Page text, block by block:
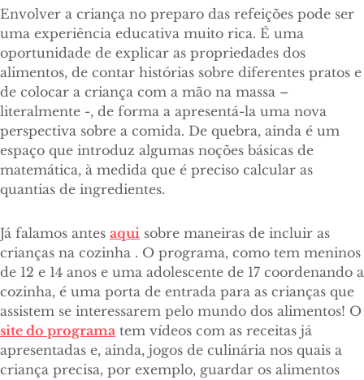
Envolver a criança no preparo das refeições pode ser
uma experiência educativa muito rica. É uma
oportunidade de explicar as propriedades dos
alimentos, de contar histórias sobre diferentes pratos e
de colocar a criança com a mão na massa –
literalmente -, de forma a apresentá-la uma nova
perspectiva sobre a comida. De quebra, ainda é um
espaço que introduz algumas noções básicas de
matemática, à medida que é preciso calcular as
quantias de ingredientes.
Já falamos antes aqui sobre maneiras de incluir as
crianças na cozinha . O programa, como tem meninos
de 12 e 14 anos e uma adolescente de 17 coordenando a
cozinha, é uma porta de entrada para as crianças que
assistem se interessarem pelo mundo dos alimentos! O
site do programa tem vídeos com as receitas já
apresentadas e, ainda, jogos de culinária nos quais a
criança precisa, por exemplo, guardar os alimentos